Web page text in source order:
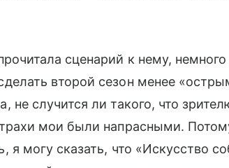
сценарий к нему,
второй сезон менее
не случится ли такого, что
мои были напрасными.
я могу сказать, что «Искусство